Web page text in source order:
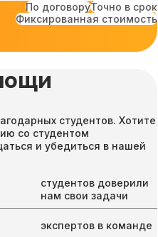
По договоруТочно в срок
Фиксированная стоимость
студентов. Хотите
со студентом
и убедиться в нашей
студентов доверили
нам свои задачи
экспертов в команде